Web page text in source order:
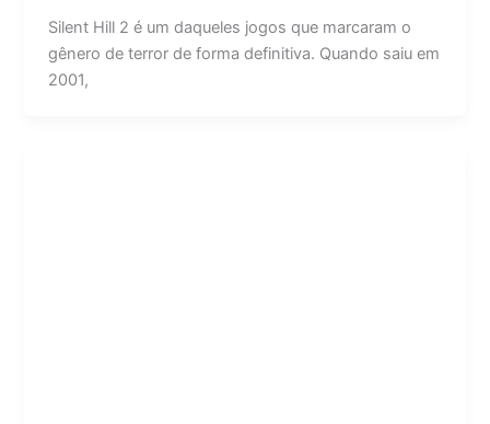
Silent Hill 2 é um daqueles jogos que marcaram o
gênero de terror de forma definitiva. Quando saiu em
2001,